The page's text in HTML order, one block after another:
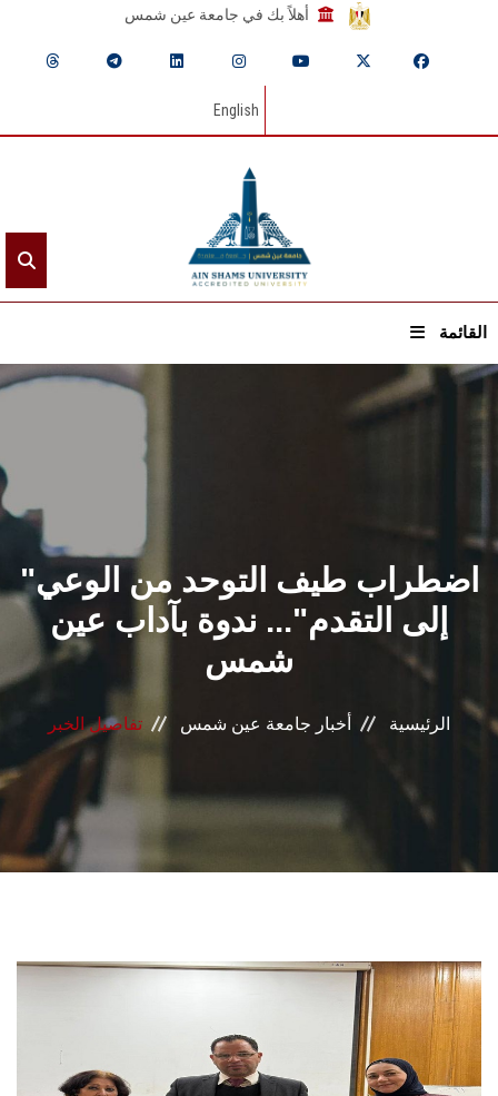
أهلاً بك في جامعة عين شمس
English
القائمة
الرئيسيـة
القطاعـات
الشئون الأكاديمية
البحث العلمي
المراكز والوحدات
الأنظمة الذكية
هيئة التدريس
"اضطراب طيف التوحد من الوعي
إلى التقدم"... ندوة بآداب عين
شمس
الرئيسية أخبار جامعة عين شمس تفاصيل الخبر